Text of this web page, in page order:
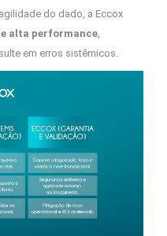
do dado, a Eccox
alta performance,
em erros sistêmicos.